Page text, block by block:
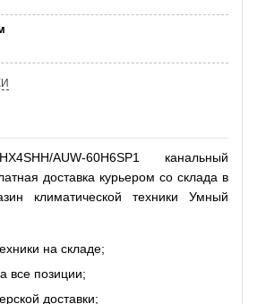
AUW-60H6SP1 канальный
доставка курьером со склада в
климатической техники Умный
на складе;
все позиции;
доставки;